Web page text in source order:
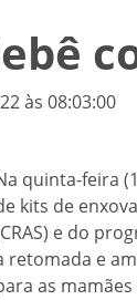
às 08:03:00
quinta-feira
kits de
e do
retomada e
as